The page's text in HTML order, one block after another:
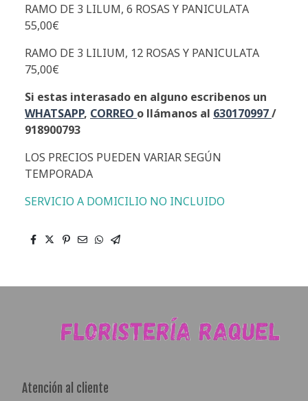
RAMO DE 3 LILUM, 6 ROSAS Y PANICULATA
55,00€
RAMO DE 3 LILIUM, 12 ROSAS Y PANICULATA
75,00€
Si estas interasado en alguno escribenos un
WHATSAPP, CORREO o llámanos al 630170997/
918900793
LOS PRECIOS PUEDEN VARIAR SEGÚN
TEMPORADA
SERVICIO A DOMICILIO NO INCLUIDO
Atención al cliente